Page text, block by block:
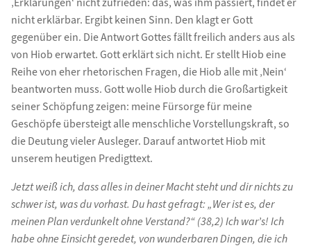
nicht erklärbar. Ergibt keinen Sinn. Den klagt er Gott
gegenüber ein. Die Antwort Gottes fällt freilich anders aus als
von Hiob erwartet. Gott erklärt sich nicht. Er stellt Hiob eine
Reihe von eher rhetorischen Fragen, die Hiob alle mit ‚Nein‘
beantworten muss. Gott wolle Hiob durch die Großartigkeit
seiner Schöpfung zeigen: meine Fürsorge für meine
Geschöpfe übersteigt alle menschliche Vorstellungskraft, so
die Deutung vieler Ausleger. Darauf antwortet Hiob mit
unserem heutigen Predigttext.
Jetzt weiß ich, dass alles in deiner Macht steht und dir nichts zu
schwer ist, was du vorhast. Du hast gefragt: „Wer ist es, der
meinen Plan verdunkelt ohne Verstand?“ (38,2) Ich war’s! Ich
habe ohne Einsicht geredet, von wunderbaren Dingen, die ich